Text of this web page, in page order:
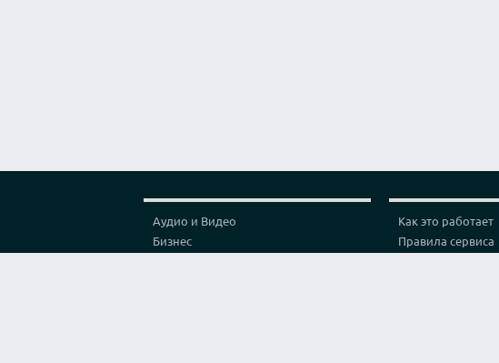
Как это работает
Правила сервиса
Аудио и Видео
Бизнес